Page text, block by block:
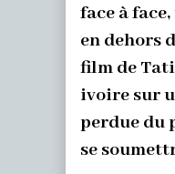
face à
en dehors
film de
ivoire sur
perdue du
se